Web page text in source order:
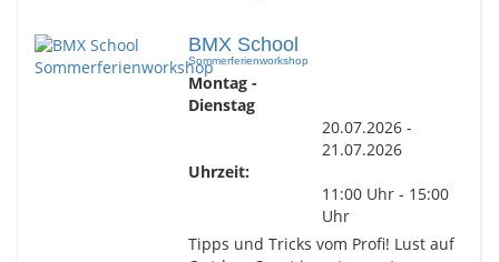
BMX School
Sommerferienworkshop
Montag -
Dienstag
20.07.2026 -
21.07.2026
Uhrzeit:
11:00 Uhr - 15:00
Uhr
Tipps und Tricks vom Profi! Lust auf